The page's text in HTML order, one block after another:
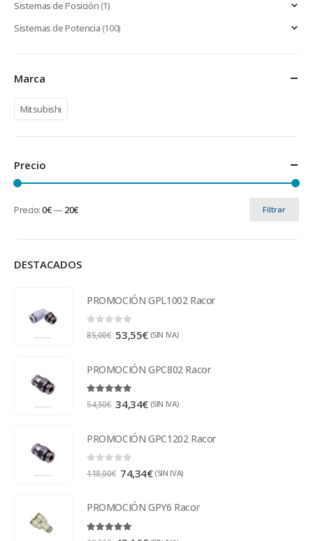
Sistemas de Posición(1)
Sistemas de Potencia(100)
Marca
Mitsubishi
Precio
Filtrar
Precio:0€— 20€
DESTACADOS
PROMOCIÓN GPL1002 Racor
0 out of 5
85,00€ 53,55€ (SIN IVA)
PROMOCIÓN GPC802 Racor
5.00out of 5
54,50€ 34,34€ (SIN IVA)
PROMOCIÓN GPC1202 Racor
0 out of 5
118,00€ 74,34€ (SIN IVA)
PROMOCIÓN GPY6 Racor
5.00out of 5